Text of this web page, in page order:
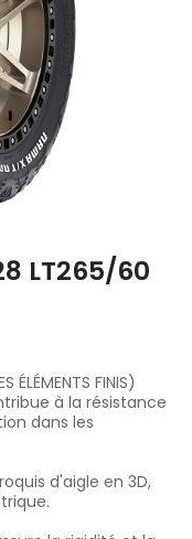
LT265/60
ÉLÉMENTS FINIS)
à la résistance
dans les
d'aigle en 3D,